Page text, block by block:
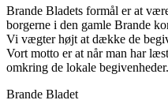
Brande Bladets formål er at
borgerne i den gamle Brande
Vi vægter højt at dække de
Vort motto er at når man har
omkring de lokale begivenheder.
Brande Bladet